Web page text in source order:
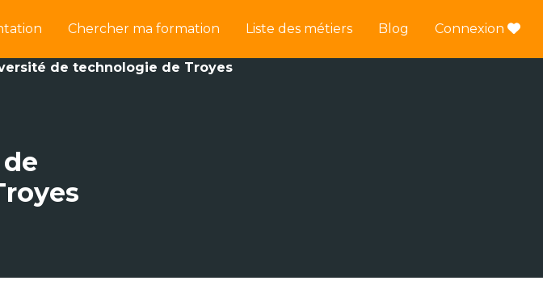
Chercher ma formation Liste des métiers Blog Connexion
de technologie de Troyes